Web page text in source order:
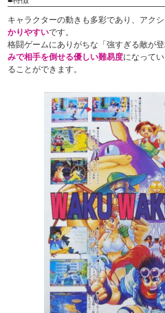
キャラクターの動きも多彩であり、アク
かりやすいです。
格闘ゲームにありがちな「強すぎる敵が
みで相手を倒せる優しい難易度になって
ることができます。